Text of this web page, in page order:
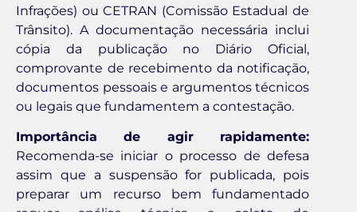
Infrações) ou CETRAN (Comissão Estadual de
Trânsito). A documentação necessária inclui
cópia da publicação no Diário Oficial,
comprovante de recebimento da notificação,
documentos pessoais e argumentos técnicos
ou legais que fundamentem a contestação.
Importância de agir rapidamente:
Recomenda-se iniciar o processo de defesa
assim que a suspensão for publicada, pois
preparar um recurso bem fundamentado